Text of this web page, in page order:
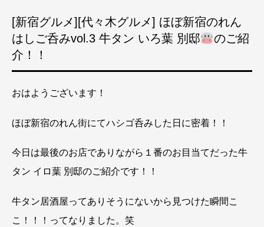
[新宿グルメ][代々木グルメ] ほぼ新宿のれん
はしご呑みvol.3 牛タン いろ葉 別邸
のご紹
介！！
おはようございます！
ほぼ新宿のれん街にてハシゴ呑みした日に密着！！
今日は最後のお店でありながら１番のお目当てだった牛
タン イロ葉 別邸のご紹介です！！
牛タン居酒屋ってありそうにないから見つけた瞬間こ
こ！！！ってなりました。笑